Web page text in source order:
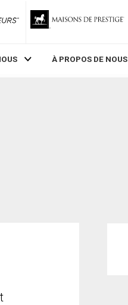
RLP
À PROPOS DE NOUS